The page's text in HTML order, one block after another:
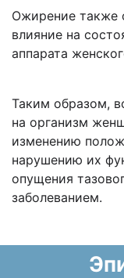
Ожирение также
влияние на
аппарата
Таким образом,
на организм
изменению
нарушению их
опущения
заболеванием.